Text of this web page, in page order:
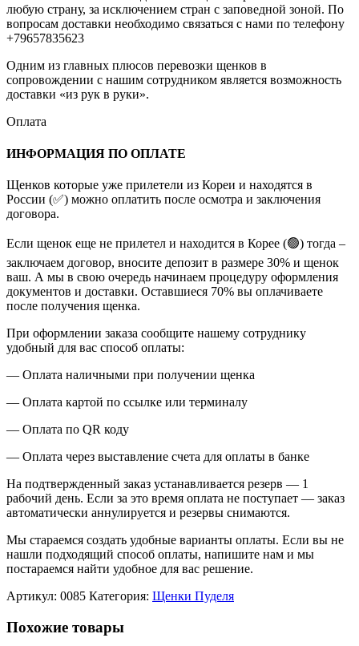
любую страну, за исключением стран с заповедной зоной. По
вопросам доставки необходимо связаться с нами по телефону
+79657835623
Одним из главных плюсов перевозки щенков в
сопровождении с нашим сотрудником является возможность
доставки «из рук в руки».
Оплата
ИНФОРМАЦИЯ ПО ОПЛАТЕ
Щенков которые уже прилетели из Кореи и находятся в
России (✅) можно оплатить после осмотра и заключения
договора.
Если щенок еще не прилетел и находится в Корее (🟢) тогда –
заключаем договор, вносите депозит в размере 30% и щенок
ваш. А мы в свою очередь начинаем процедуру оформления
документов и доставки. Оставшиеся 70% вы оплачиваете
после получения щенка.
При оформлении заказа сообщите нашему сотруднику
удобный для вас способ оплаты:
— Оплата наличными при получении щенка
— Оплата картой по ссылке или терминалу
— Оплата по QR коду
— Оплата через выставление счета для оплаты в банке
На подтвержденный заказ устанавливается резерв — 1
рабочий день. Если за это время оплата не поступает — заказ
автоматически аннулируется и резервы снимаются.
Мы стараемся создать удобные варианты оплаты. Если вы не
нашли подходящий способ оплаты, напишите нам и мы
постараемся найти удобное для вас решение.
Артикул: 0085 Категория: Щенки Пуделя
Похожие товары